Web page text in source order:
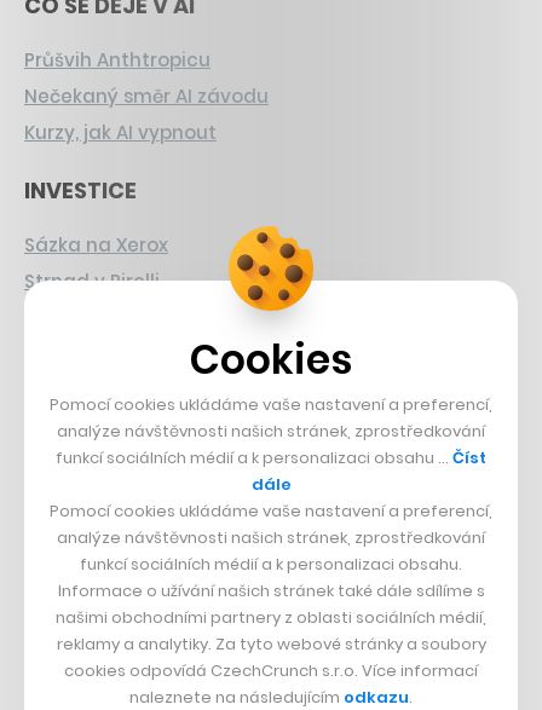
Průšvih Anthtropicu
Nečekaný směr AI závodu
Kurzy, jak AI vypnout
INVESTICE
Sázka na Xerox
Strnad v Pirelli
PŘÍBĚHY Z GASTRA
Boční projekt, co se zvrtnul
Francouzský šéfkuchař na Šumavě
Dva golfisti, co pečou
DESIGN
Bomma není tichá
Originální hodinky
Nábytek z betonu
Cookies
Pomocí cookies ukládáme vaše nastavení a preferencí,
analýze návštěvnosti našich stránek, zprostředkování
funkcí sociálních médií a k personalizaci obsahu … Číst
dále
Pomocí cookies ukládáme vaše nastavení a preferencí,
analýze návštěvnosti našich stránek, zprostředkování
funkcí sociálních médií a k personalizaci obsahu.
Informace o užívání našich stránek také dále sdílíme s
našimi obchodními partnery z oblasti sociálních médií,
reklamy a analytiky. Za tyto webové stránky a soubory
cookies odpovídá CzechCrunch s.r.o. Více informací
naleznete na následujícím odkazu.